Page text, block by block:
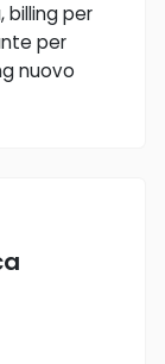
billing per
per
nuovo